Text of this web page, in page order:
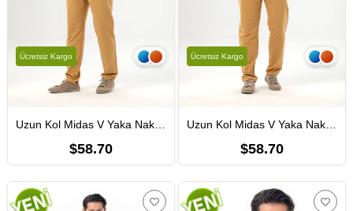
Uzun Kol Midas V Yaka Nakışlı Şile Bezi Erkek Tişört | Yazlık Erkek Tshirt Beyaz Byz
$58.70
Ücretsiz Kargo
Uzun Kol Midas V Yaka Nakışlı Şile Bezi Erkek Tişört | Yazlık Erkek Tshirt Krem Krm
$58.70
Ücretsiz Kargo